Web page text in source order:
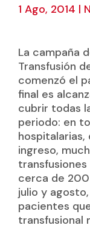
1 Ago, 2014 |
La campaña
Transfusión
comenzó el
final es
cubrir todas
periodo: en
ingreso,
cerca de
julio y
pacientes
transfusional